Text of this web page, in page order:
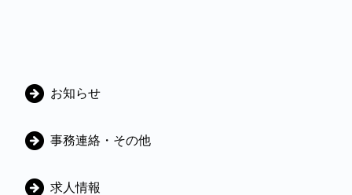
カ
ゴ
ー
お知らせ
事務連絡・その他
求人情報